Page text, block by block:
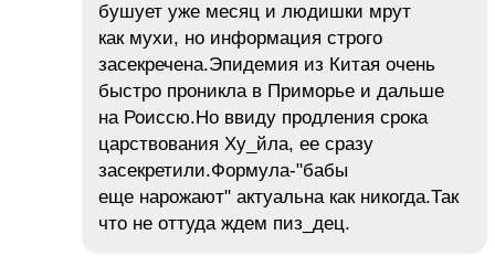
бушует уже месяц и людишки мрут
как мухи, но информация строго
засекречена.Эпидемия из Китая очень
быстро проникла в Приморье и дальше
на Роиссю.Но ввиду продления срока
царствования Ху_йла, ее сразу
засекретили.Формула-"бабы
еще нарожают" актуальна как никогда.Так
что не оттуда ждем пиз_дец.